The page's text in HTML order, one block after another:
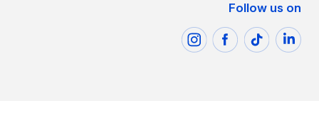
Follow us on